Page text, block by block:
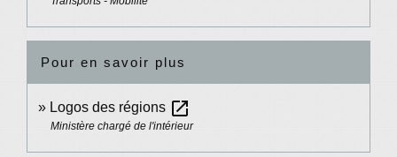
Pour en savoir plus
Logos des régions open_in_new
Ministère chargé de l'intérieur